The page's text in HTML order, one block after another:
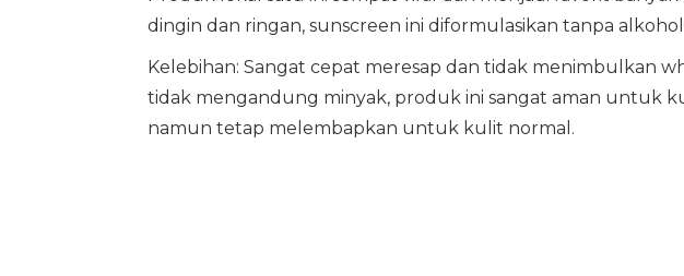
dingin dan ringan, sunscreen ini diformulasikan tanpa
Kelebihan: Sangat cepat meresap dan tidak menimbulkan
tidak mengandung minyak, produk ini sangat aman untuk
namun tetap melembapkan untuk kulit normal.